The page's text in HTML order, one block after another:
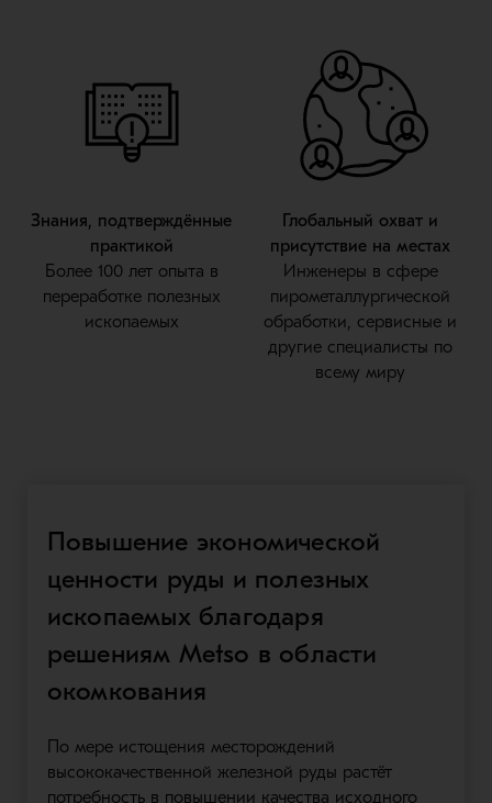
Знания, подтверждённые
практикой
Более 100 лет опыта в
переработке полезных
ископаемых
Глобальный охват и
присутствие на местах
Инженеры в сфере
пирометаллургической
обработки, сервисные и
другие специалисты по
всему миру
Повышение экономической
ценности руды и полезных
ископаемых благодаря
решениям Metso в области
окомкования
По мере истощения месторождений
высококачественной железной руды растёт
потребность в повышении качества исходного